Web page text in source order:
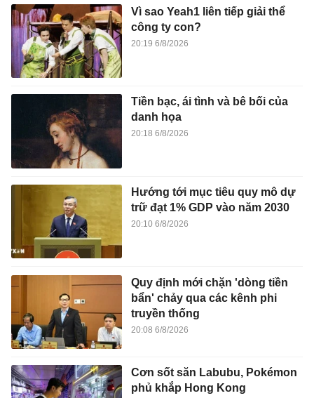
Vì sao Yeah1 liên tiếp giải thể
công ty con?
20:19 6/8/2026
Tiền bạc, ái tình và bê bối của
danh họa
20:18 6/8/2026
Hướng tới mục tiêu quy mô dự
trữ đạt 1% GDP vào năm 2030
20:10 6/8/2026
Quy định mới chặn 'dòng tiền
bẩn' chảy qua các kênh phi
truyền thống
20:08 6/8/2026
Cơn sốt săn Labubu, Pokémon
phủ khắp Hong Kong